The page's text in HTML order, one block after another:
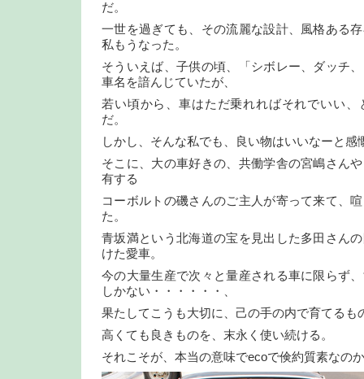
だ。
一世を過ぎても、その流麗な設計、風格ある
私もうなった。
そういえば、子供の頃、「シボレー、ダッチ
車名を諳んじていたが、
若い頃から、車はただ乗れればそれでいい
だ。
しかし、そんな私でも、良い物はいいなーと感
そこに、大の車好きの、共働学舎の宮嶋さん
有する
コーボルトの磯さんのご主人が寄って来て、
た。
青坂満という北海道の宝を見出した多田さん
けた愛車。
今の大量生産で次々と量産される車に限らず
しかない・・・・・・、
果たしてこうも大切に、己の手の内で育てるも
高くても良きものを、末永く使い続ける。
それこそが、本当の意味でecoで倹約質素なの